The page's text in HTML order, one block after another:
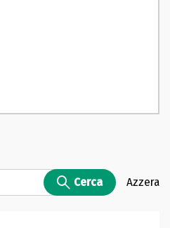
Cerca Azzera